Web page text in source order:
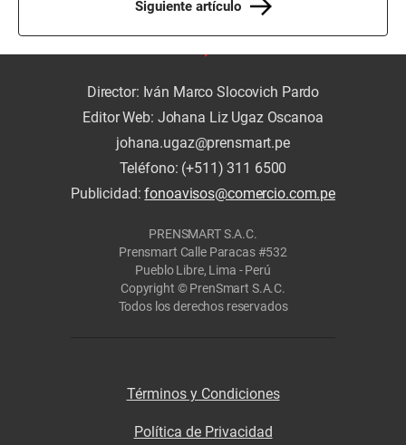
Siguiente artículo
Director: Iván Marco Slocovich Pardo
Editor Web: Johana Liz Ugaz Oscanoa
johana.ugaz@prensmart.pe
Teléfono: (+511) 311 6500
Publicidad:fonoavisos@comercio.com.pe
PRENSMART S.A.C.
Prensmart Calle Paracas #532
Pueblo Libre, Lima - Perú
Copyright © PrenSmart S.A.C.
Todos los derechos reservados
Términos y Condiciones
Política de Privacidad